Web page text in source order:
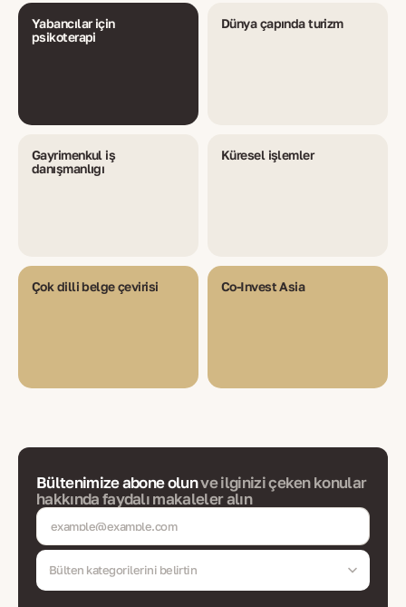
Yabancılar için
psikoterapi
Dünya çapında turizm
Gayrimenkul iş
danışmanlığı
Küresel işlemler
Çok dilli belge çevirisi Co-Invest Asia
Bültenimize abone olunve ilginizi çeken konular
hakkında faydalı makaleler alın
Bülten kategorilerini belirtin